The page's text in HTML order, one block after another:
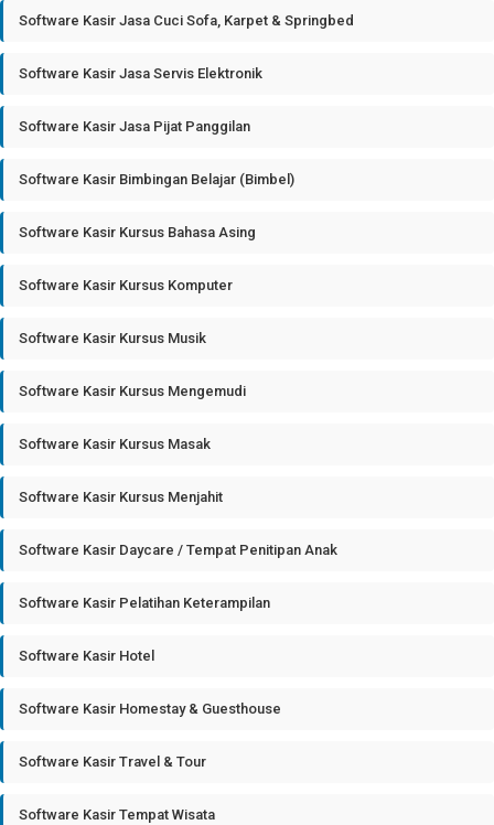
Software Kasir Jasa Cuci Sofa, Karpet & Springbed
Software Kasir Jasa Servis Elektronik
Software Kasir Jasa Pijat Panggilan
Software Kasir Bimbingan Belajar (Bimbel)
Software Kasir Kursus Bahasa Asing
Software Kasir Kursus Komputer
Software Kasir Kursus Musik
Software Kasir Kursus Mengemudi
Software Kasir Kursus Masak
Software Kasir Kursus Menjahit
Software Kasir Daycare / Tempat Penitipan Anak
Software Kasir Pelatihan Keterampilan
Software Kasir Hotel
Software Kasir Homestay & Guesthouse
Software Kasir Travel & Tour
Software Kasir Tempat Wisata